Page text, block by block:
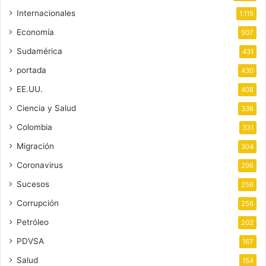
Internacionales 1.115
Economía 507
Sudamérica 431
portada 430
EE.UU. 408
Ciencia y Salud 336
Colombia 331
Migración 304
Coronavirus 296
Sucesos 256
Corrupción 256
Petróleo 202
PDVSA 167
Salud 154